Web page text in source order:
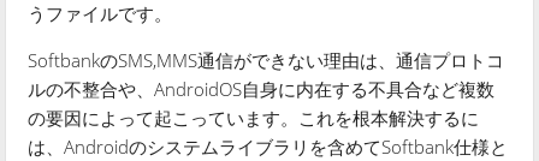
うファイルです。
SoftbankのSMS,MMS通信ができない理由は、通信プロトコ
ルの不整合や、AndroidOS自身に内在する不具合など複数
の要因によって起こっています。これを根本解決するに
は、Androidのシステムライブラリを含めてSoftbank仕様と